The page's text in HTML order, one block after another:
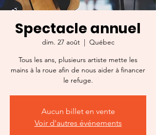
Spectacle annuel
dim. 27 août
  |
Québec
Tous les ans, plusieurs artiste mette les
mains à la roue afin de nous aider à financer
le refuge.
Aucun billet en vente
Voir d'autres événements